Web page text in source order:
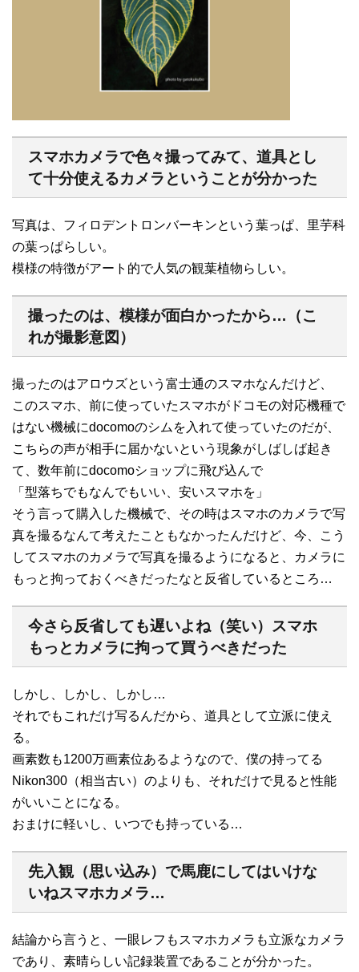
スマホカメラで色々撮ってみて、道具とし
て十分使えるカメラということが分かった
写真は、フィロデントロンバーキンという葉っぱ、里芋科
の葉っぱらしい。
模様の特徴がアート的で人気の観葉植物らしい。
撮ったのは、模様が面白かったから…（こ
れが撮影意図）
撮ったのはアロウズという富士通のスマホなんだけど、
このスマホ、前に使っていたスマホがドコモの対応機種で
はない機械にdocomoのシムを入れて使っていたのだが、
こちらの声が相手に届かないという現象がしばしば起き
て、数年前にdocomoショップに飛び込んで
「型落ちでもなんでもいい、安いスマホを」
そう言って購入した機械で、その時はスマホのカメラで写
真を撮るなんて考えたこともなかったんだけど、今、こう
してスマホのカメラで写真を撮るようになると、カメラに
もっと拘っておくべきだったなと反省しているところ…
今さら反省しても遅いよね（笑い）スマホ
もっとカメラに拘って買うべきだった
しかし、しかし、しかし…
それでもこれだけ写るんだから、道具として立派に使え
る。
画素数も1200万画素位あるようなので、僕の持ってる
Nikon300（相当古い）のよりも、それだけで見ると性能
がいいことになる。
おまけに軽いし、いつでも持っている…
先入観（思い込み）で馬鹿にしてはいけな
いねスマホカメラ…
結論から言うと、一眼レフもスマホカメラも立派なカメラ
であり、素晴らしい記録装置であることが分かった。